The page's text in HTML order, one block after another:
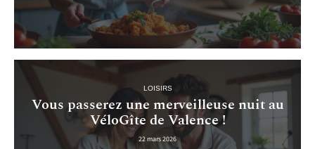
LOISIRS
Vous passerez une merveilleuse nuit au
VéloGîte de Valence !
22 mars 2026